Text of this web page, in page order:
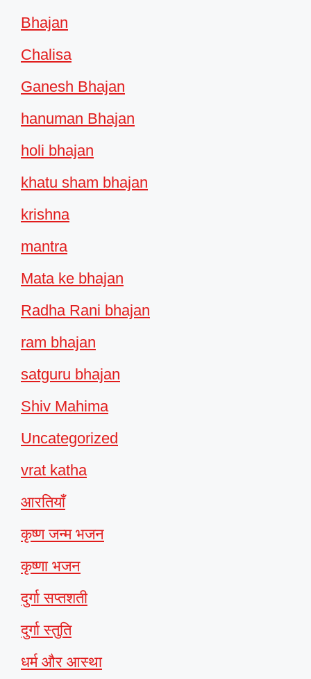
Bhajan
Chalisa
Ganesh Bhajan
hanuman Bhajan
holi bhajan
khatu sham bhajan
krishna
mantra
Mata ke bhajan
Radha Rani bhajan
ram bhajan
satguru bhajan
Shiv Mahima
Uncategorized
vrat katha
आरतियाँ
कृष्ण जन्म भजन
कृष्णा भजन
दुर्गा सप्तशती
दुर्गा स्तुति
धर्म और आस्था